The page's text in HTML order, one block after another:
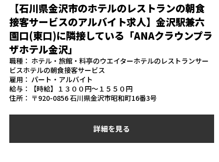
【石川県金沢市のホテルのレストランの朝食
接客サービスのアルバイト求人】金沢駅兼六
園口(東口)に隣接している「ANAクラウンプラ
ザホテル金沢」
職種： ホテル・旅館・料亭のウエイターホテルのレストランサー
ビスホテルの朝食接客サービス
雇用： パート・アルバイト
給与：【時給】１３００円～１５５０円
住所： 〒920-0856 石川県金沢市昭和町16番3号
詳細を見る